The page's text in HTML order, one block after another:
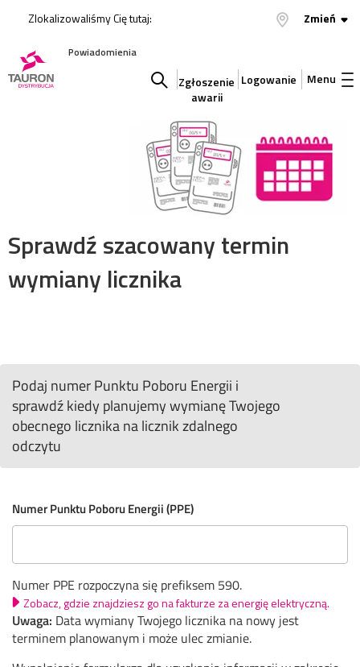
Zlokalizowaliśmy Cię tutaj: Zmień
Powiadomienia
Szukaj
w
serwisie
Zgłoszenie
awarii
Logowanie Menu
Sprawdź szacowany termin
wymiany licznika
Podaj numer Punktu Poboru Energii i
sprawdź kiedy planujemy wymianę Twojego
obecnego licznika na licznik zdalnego
odczytu
Numer Punktu Poboru Energii (PPE)
Numer PPE rozpoczyna się prefiksem 590.
Zobacz, gdzie znajdziesz go na fakturze za energię elektryczną.
Uwaga: Data wymiany Twojego licznika na nowy jest
terminem planowanym i może ulec zmianie.